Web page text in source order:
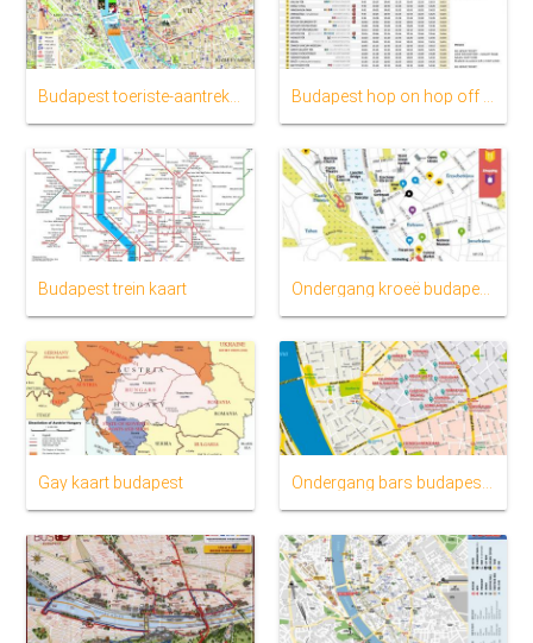
Budapest trein kaart Ondergang kroeë budapest kaart
Gay kaart budapest